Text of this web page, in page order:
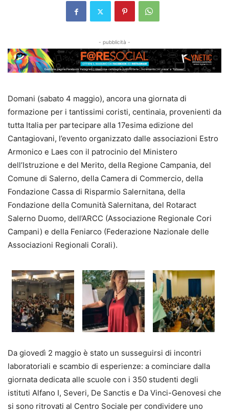
- pubblicità -
Domani (sabato 4 maggio), ancora una giornata di
formazione per i tantissimi coristi, centinaia, provenienti da
tutta Italia per partecipare alla 17esima edizione del
Cantagiovani, l’evento organizzato dalle associazioni Estro
Armonico e Laes con il patrocinio del Ministero
dell’Istruzione e del Merito, della Regione Campania, del
Comune di Salerno, della Camera di Commercio, della
Fondazione Cassa di Risparmio Salernitana, della
Fondazione della Comunità Salernitana, del Rotaract
Salerno Duomo, dell’ARCC (Associazione Regionale Cori
Campani) e della Feniarco (Federazione Nazionale delle
Associazioni Regionali Corali).
Da giovedì 2 maggio è stato un susseguirsi di incontri
laboratoriali e scambio di esperienze: a cominciare dalla
giornata dedicata alle scuole con i 350 studenti degli
istituti Alfano I, Severi, De Sanctis e Da Vinci-Genovesi che
si sono ritrovati al Centro Sociale per condividere uno